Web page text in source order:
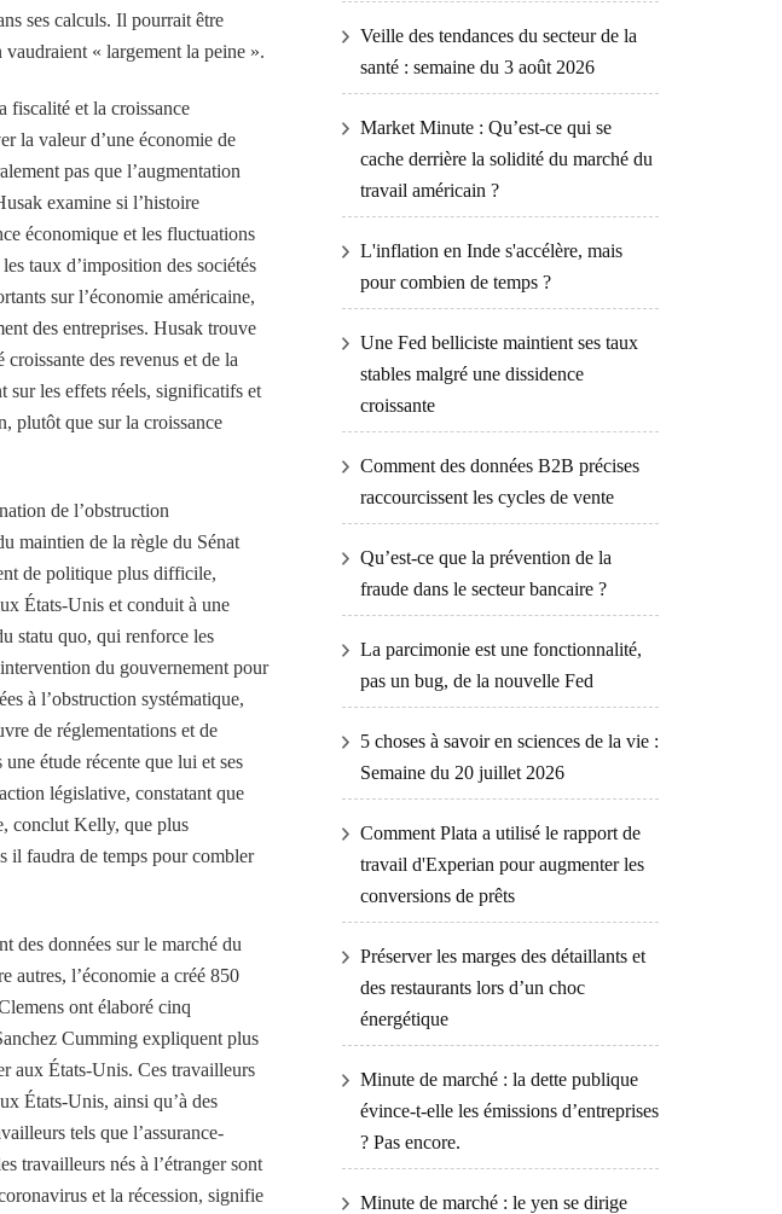
ses calculs. Il pourrait être
« largement la peine ».
fiscalité et la croissance
la valeur d’une économie de
pas que l’augmentation
examine si l’histoire
économique et les fluctuations
taux d’imposition des sociétés
sur l’économie américaine,
des entreprises. Husak trouve
des revenus et de la
sur les effets réels, significatifs et
plutôt que sur la croissance
de l’obstruction
maintien de la règle du Sénat
de politique plus difficile,
États-Unis et conduit à une
statu quo, qui renforce les
du gouvernement pour
à l’obstruction systématique,
de réglementations et de
étude récente que lui et ses
législative, constatant que
conclut Kelly, que plus
il faudra de temps pour combler
des données sur le marché du
autres, l’économie a créé 850
ont élaboré cinq
Cumming expliquent plus
aux États-Unis. Ces travailleurs
États-Unis, ainsi qu’à des
tels que l’assurance-
travailleurs nés à l’étranger sont
et la récession, signifie
Veille des tendances du secteur de la
santé : semaine du 3 août 2026
Market Minute : Qu’est-ce qui se
cache derrière la solidité du marché du
travail américain ?
L'inflation en Inde s'accélère, mais
pour combien de temps ?
Une Fed belliciste maintient ses taux
stables malgré une dissidence
croissante
Comment des données B2B précises
raccourcissent les cycles de vente
Qu’est-ce que la prévention de la
fraude dans le secteur bancaire ?
La parcimonie est une fonctionnalité,
pas un bug, de la nouvelle Fed
5 choses à savoir en sciences de la vie :
Semaine du 20 juillet 2026
Comment Plata a utilisé le rapport de
travail d'Experian pour augmenter les
conversions de prêts
Préserver les marges des détaillants et
des restaurants lors d’un choc
énergétique
Minute de marché : la dette publique
évince-t-elle les émissions d’entreprises
? Pas encore.
Minute de marché : le yen se dirige